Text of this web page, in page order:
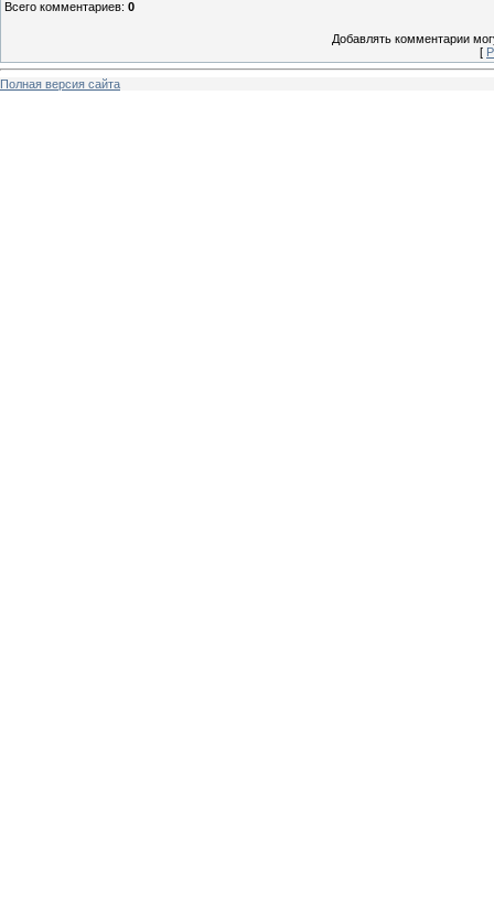
Всего комментариев: 0
Добавлять комментарии
[
Полная версия сайта